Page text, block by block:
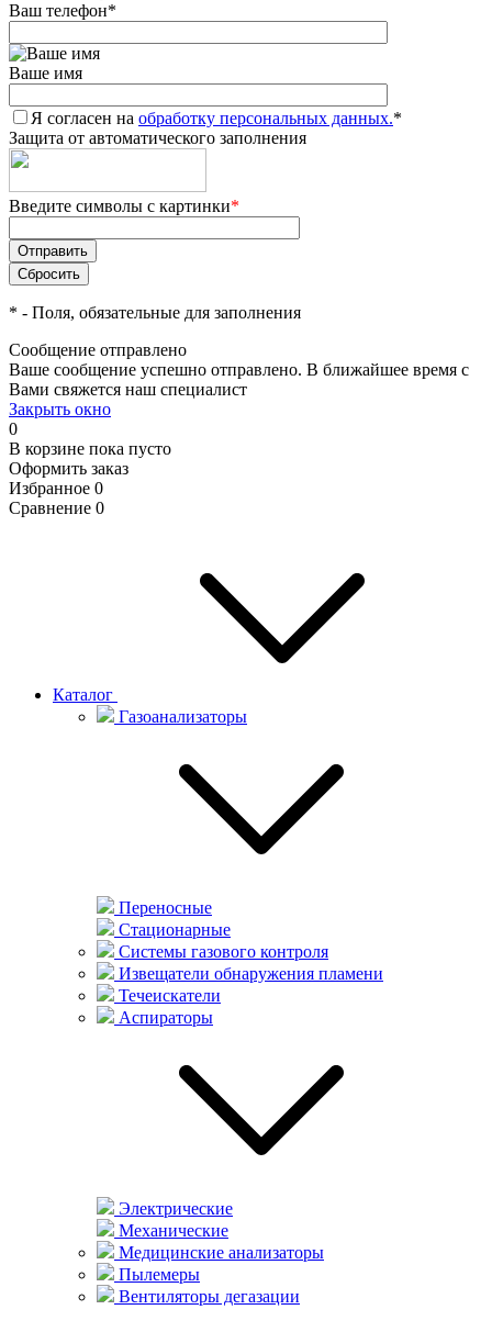
Ваш телефон*
Ваше имя
Я согласен на обработку персональных данных.*
Защита от автоматического заполнения
Введите символы с картинки*
* - Поля, обязательные для заполнения
Сообщение отправлено
Ваше сообщение успешно отправлено. В ближайшее время с
Вами свяжется наш специалист
Закрыть окно
0
В корзине пока пусто
Оформить заказ
Избранное 0
Сравнение 0
Каталог
Газоанализаторы
Переносные
Стационарные
Системы газового контроля
Извещатели обнаружения пламени
Течеискатели
Аспираторы
Электрические
Механические
Медицинские анализаторы
Пылемеры
Вентиляторы дегазации